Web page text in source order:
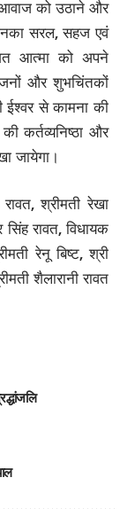
को उठाने और
सरल,सहज एवं
आत्मा को अपने
और शुभचिंतकों
से कामना की
कर्तव्यनिष्ठा और
जायेगा।
,श्रीमती रेखा
सिंह रावत,विधायक
रेनू बिष्ट,श्री
शैलारानी रावत